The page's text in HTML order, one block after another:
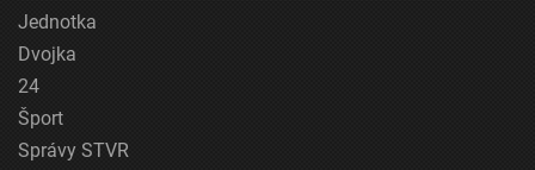
Jednotka
Dvojka
24
Šport
Správy STVR